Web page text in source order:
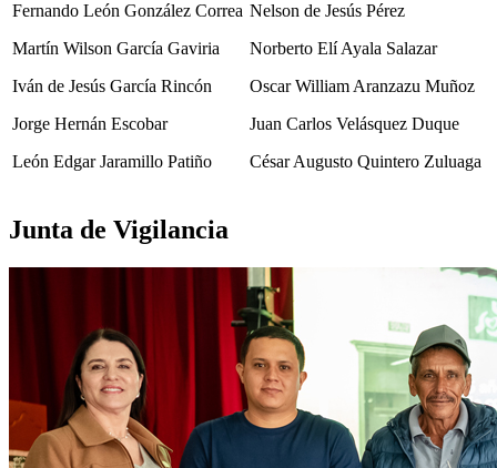
Fernando León González Correa
Martín Wilson García Gaviria
Iván de Jesús García Rincón
Jorge Hernán Escobar
León Edgar Jaramillo Patiño
Nelson de Jesús Pérez
Norberto Elí Ayala Salazar
Oscar William Aranzazu Muñoz
Juan Carlos Velásquez Duque
César Augusto Quintero Zuluaga
Junta de Vigilancia